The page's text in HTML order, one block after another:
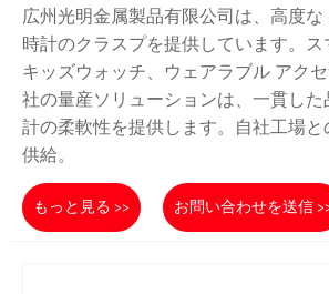
広州光明金属製品有限公司は、高度
時計のクラスプを提供しています。ス
キッズウォッチ、ウェアラブル アク
社の量産ソリューションは、一貫し
計の柔軟性を提供します。自社工場
供給。
もっと見る >> お問い合わせを送信